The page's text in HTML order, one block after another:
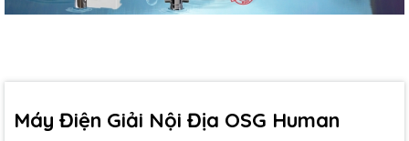
Máy Điện Giải Nội Địa OSG Human